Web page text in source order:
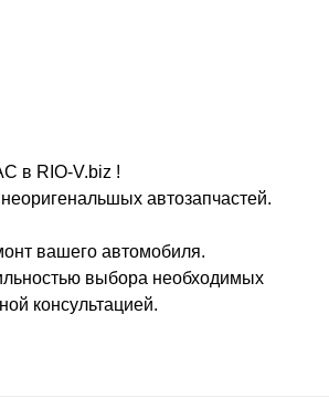
RIO-V.biz !
автозапчастей.
вашего автомобиля.
выбора необходимых
консультацией.